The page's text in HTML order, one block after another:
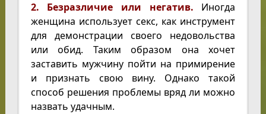
2. Безразличие или негатив. Иногда
женщина использует секс, как инструмент
для демонстрации своего недовольства
или обид. Таким образом она хочет
заставить мужчину пойти на примирение
и признать свою вину. Однако такой
способ решения проблемы вряд ли можно
назвать удачным.